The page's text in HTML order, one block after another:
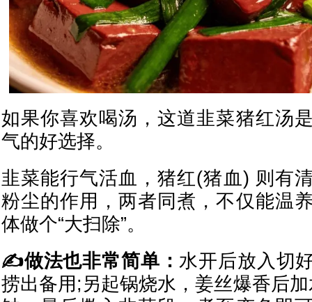
如果你喜欢喝汤，这道韭菜猪红汤
气的好选择。
韭菜能行气活血，猪红(猪血) 则有
粉尘的作用，两者同煮，不仅能温
体做个“大扫除”。
✍做法也非常简单：水开后放入切
捞出备用;另起锅烧水，姜丝爆香后